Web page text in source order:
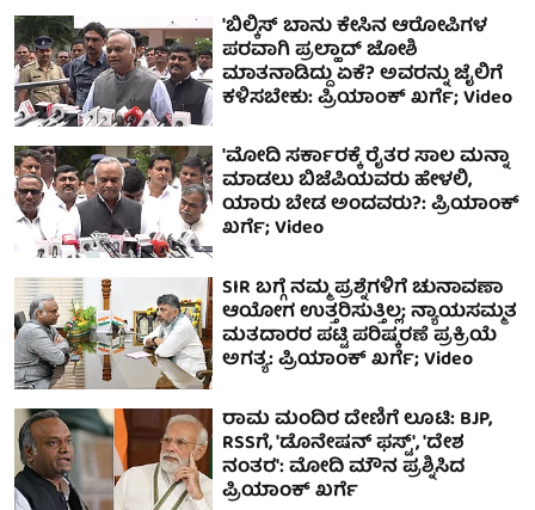
'ಬಿಲ್ಕಿಸ್ ಬಾನು ಕೇಸಿನ ಆರೋಪಿಗಳ
ಪರವಾಗಿ ಪ್ರಲ್ಹಾದ್ ಜೋಶಿ
ಮಾತನಾಡಿದ್ದು ಏಕೆ? ಅವರನ್ನು ಜೈಲಿಗೆ
ಕಳಿಸಬೇಕು: ಪ್ರಿಯಾಂಕ್ ಖರ್ಗೆ; Video
'ಮೋದಿ ಸರ್ಕಾರಕ್ಕೆ ರೈತರ ಸಾಲ ಮನ್ನಾ
ಮಾಡಲು ಬಿಜೆಪಿಯವರು ಹೇಳಲಿ,
ಯಾರು ಬೇಡ ಅಂದವರು?: ಪ್ರಿಯಾಂಕ್
ಖರ್ಗೆ; Video
SIR ಬಗ್ಗೆ ನಮ್ಮ ಪ್ರಶ್ನೆಗಳಿಗೆ ಚುನಾವಣಾ
ಆಯೋಗ ಉತ್ತರಿಸುತ್ತಿಲ್ಲ; ನ್ಯಾಯಸಮ್ಮತ
ಮತದಾರರ ಪಟ್ಟಿ ಪರಿಷ್ಕರಣೆ ಪ್ರಕ್ರಿಯೆ
ಅಗತ್ಯ: ಪ್ರಿಯಾಂಕ್ ಖರ್ಗೆ; Video
ರಾಮ ಮಂದಿರ ದೇಣಿಗೆ ಲೂಟಿ: BJP,
RSSಗೆ, 'ಡೊನೇಷನ್ ಫಸ್ಟ್', 'ದೇಶ
ನಂತರ': ಮೋದಿ ಮೌನ ಪ್ರಶ್ನಿಸಿದ
ಪ್ರಿಯಾಂಕ್ ಖರ್ಗೆ